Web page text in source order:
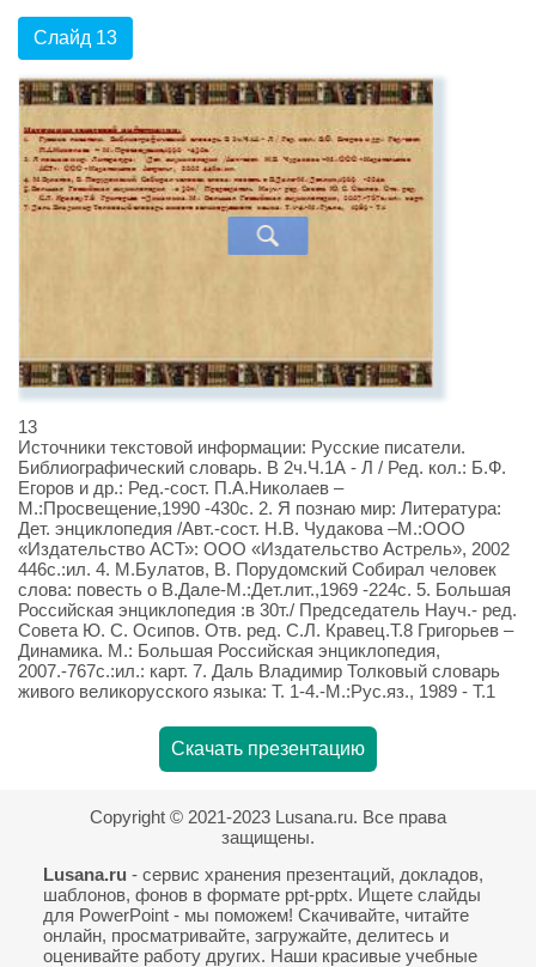
Слайд 13
13
Источники текстовой информации: Русские писатели.
Библиографический словарь. В 2ч.Ч.1А - Л / Ред. кол.: Б.Ф.
Егоров и др.: Ред.-сост. П.А.Николаев –
М.:Просвещение,1990 -430с. 2. Я познаю мир: Литература:
Дет. энциклопедия /Авт.-сост. Н.В. Чудакова –М.:ООО
«Издательство АСТ»: ООО «Издательство Астрель», 2002
446с.:ил. 4. М.Булатов, В. Порудомский Собирал человек
слова: повесть о В.Дале-М.:Дет.лит.,1969 -224с. 5. Большая
Российская энциклопедия :в 30т./ Председатель Науч.- ред.
Совета Ю. С. Осипов. Отв. ред. С.Л. Кравец.Т.8 Григорьев –
Динамика. М.: Большая Российская энциклопедия,
2007.-767с.:ил.: карт. 7. Даль Владимир Толковый словарь
живого великорусского языка: Т. 1-4.-М.:Рус.яз., 1989 - Т.1
Скачать презентацию
Copyright © 2021-2023 Lusana.ru. Все права
защищены.
Lusana.ru - сервис хранения презентаций, докладов,
шаблонов, фонов в формате ppt-pptx. Ищете слайды
для PowerPoint - мы поможем! Скачивайте, читайте
онлайн, просматривайте, загружайте, делитесь и
оценивайте работу других. Наши красивые учебные